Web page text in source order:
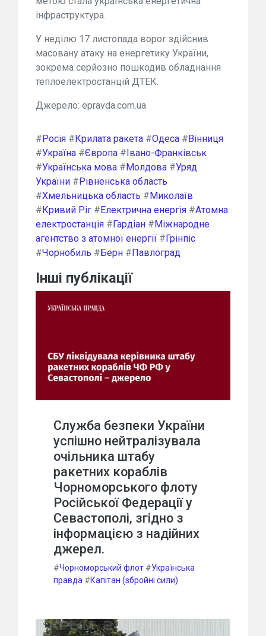
інфраструктура.
У неділю 17 листопада ворог здійснив
масовану атаку на енергетику України,
зокрема серйозно пошкодив обладнання
теплоелектростанцій ДТЕК.
Джерело: epravda.com.ua
#Росія #Крилата ракета #Одеса #Вінниця
#Україна #Європа #Івано-Франківськ
#Українська мова #Молдова #Уряд
України #Рівненська область
#Хмельницька область #Миколаїв
#Кривий Ріг #Електрична енергія #Атомна
електростанція #Гардіан #Міжнародне
агентство з атомної енергії #Грінпіс
#Чорнобиль #Берн #Павлоград
Інші публікації
Служба безпеки України
успішно нейтралізувала
очільника штабу
ракетних кораблів
Чорноморського флоту
Російської Федерації у
Севастополі, згідно з
інформацією з надійних
джерел.
#Чорноморський флот #Українська
правда #Капітан (збройні сили)